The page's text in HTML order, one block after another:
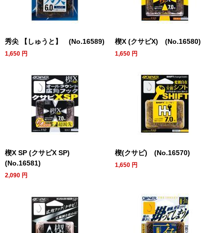
秀尖 【しゅうと】 (No.16589)
1,650 円
楔X (クサビX) (No.16580)
1,650 円
楔X SP (クサビX SP)
(No.16581)
2,090 円
楔(クサビ) (No.16570)
1,650 円